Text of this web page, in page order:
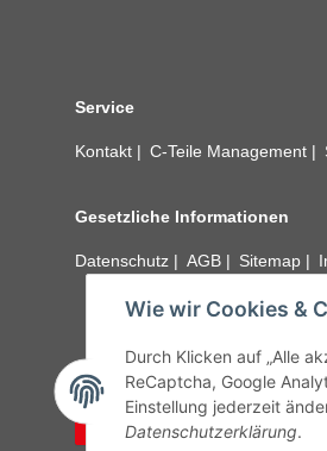
Wie wir Cookies &
Durch Klicken auf „Alle
ReCaptcha, Google
Einstellung jederzeit
Datenschutzerklärung.
Service
Kontakt C-Teile Management
Gesetzliche Informationen
Datenschutz AGB Sitemap
Vertrag widerrufen